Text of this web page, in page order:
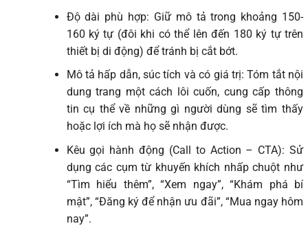
Độ dài phù hợp: Giữ mô tả trong khoảng 150-
160 ký tự (đôi khi có thể lên đến 180 ký tự trên
thiết bị di động) để tránh bị cắt bớt.
Mô tả hấp dẫn, súc tích và có giá trị: Tóm tắt nội
dung trang một cách lôi cuốn, cung cấp thông
tin cụ thể về những gì người dùng sẽ tìm thấy
hoặc lợi ích mà họ sẽ nhận được.
Kêu gọi hành động (Call to Action – CTA): Sử
dụng các cụm từ khuyến khích nhấp chuột như
“Tìm hiểu thêm”, “Xem ngay”, “Khám phá bí
mật”, “Đăng ký để nhận ưu đãi”, “Mua ngay hôm
nay”.